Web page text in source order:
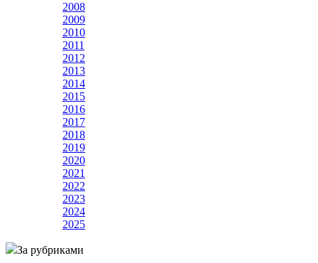
2008
2009
2010
2011
2012
2013
2014
2015
2016
2017
2018
2019
2020
2021
2022
2023
2024
2025
За рубриками